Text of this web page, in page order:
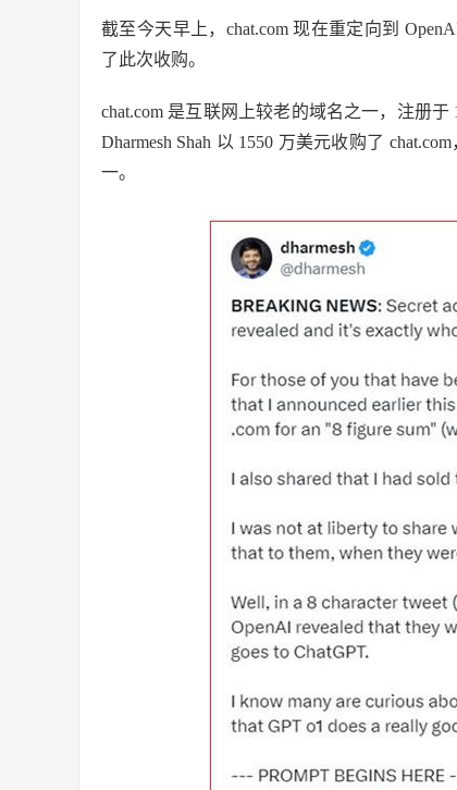
截至今天早上，chat.com 现在重定向到
了此次收购。
chat.com 是互联网上较老的域名之一，注册
Dharmesh Shah 以 1550 万美元收购了
一。